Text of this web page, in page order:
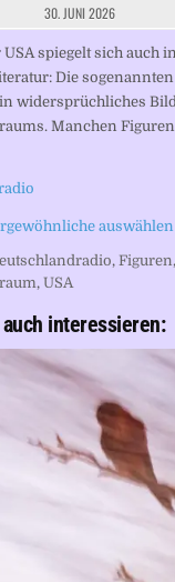
30. JUNI 2026
USA spiegelt sich auch
Die
widersprüchliches
Manchen Figuren
,Figuren
,USA
interessieren: